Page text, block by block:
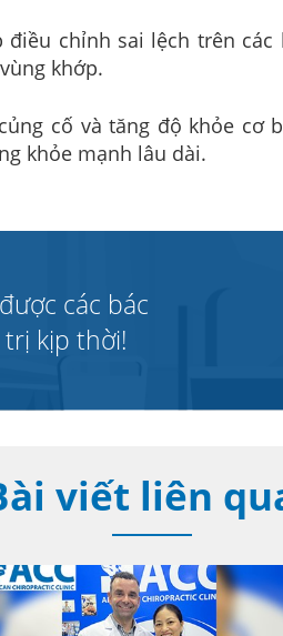
chỉnh sai lệch trên các
khớp.
cố và tăng độ khỏe cơ
khỏe mạnh lâu dài.
các bác
kịp thời!
viết liên